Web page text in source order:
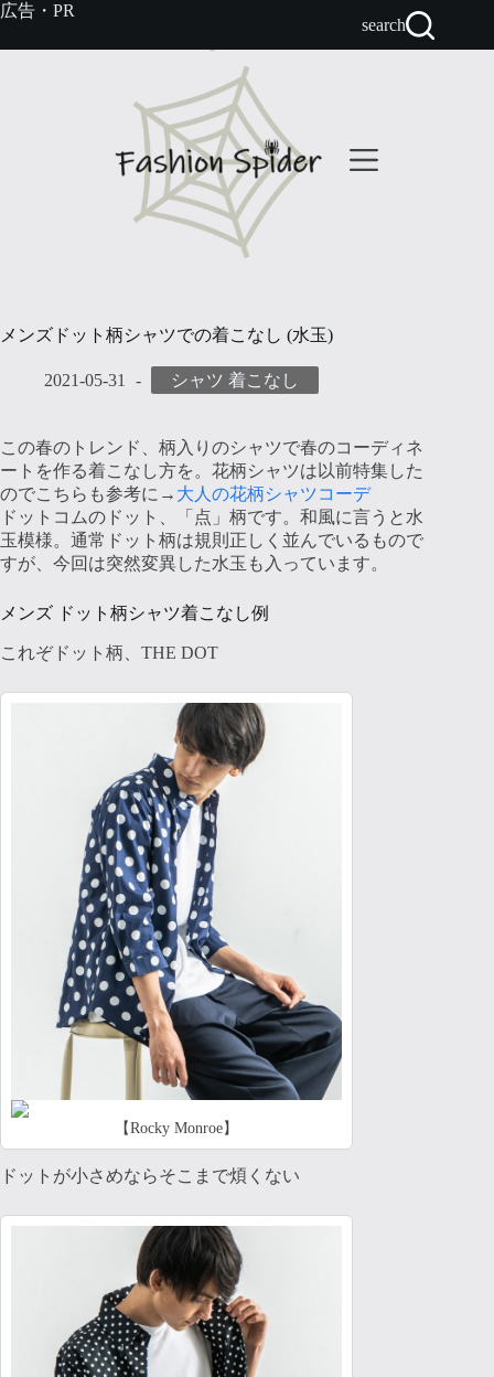
コ
テ
広告・PR
search
メンズドット柄シャツでの着こなし (水玉)
2021-05-31 シャツ 着こなし
この春のトレンド、柄入りのシャツで春のコーディネ
ートを作る着こなし方を。花柄シャツは以前特集した
のでこちらも参考に→ 大人の花柄シャツコーデ
ドットコムのドット、「点」柄です。和風に言うと水
玉模様。通常ドット柄は規則正しく並んでいるもので
すが、今回は突然変異した水玉も入っています。
メンズ ドット柄シャツ着こなし例
これぞドット柄、THE DOT
【Rocky Monroe】
ドットが小さめならそこまで煩くない